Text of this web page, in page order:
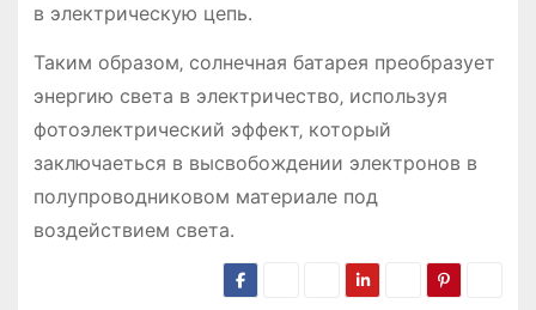
в электрическую цепь․
Таким образом‚ солнечная батарея преобразует
энергию света в электричество‚ используя
фотоэлектрический эффект‚ который
заключаеться в высвобождении электронов в
полупроводниковом материале под
воздействием света․